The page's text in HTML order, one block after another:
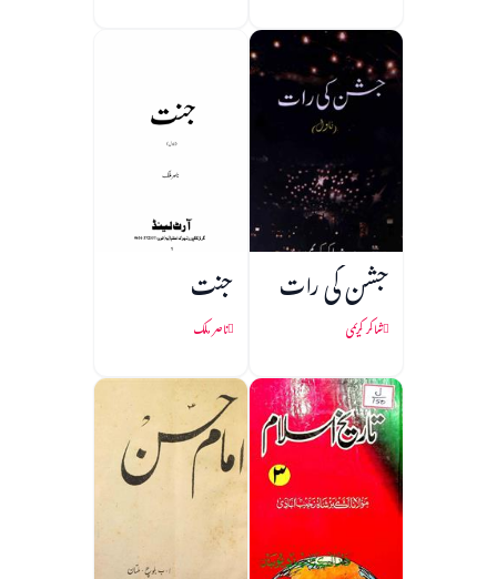
جشن کی رات
شاکر کریمی
جنت
ناصر ملک